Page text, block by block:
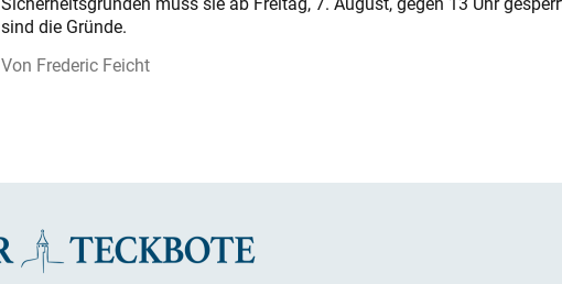
sind die Gründe.
Frederic Feicht